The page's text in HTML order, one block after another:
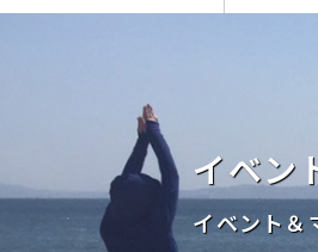
イベン
イベント